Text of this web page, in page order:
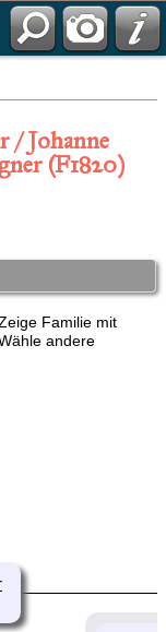
/ Johanne
(F1820)
Familie mit
andere